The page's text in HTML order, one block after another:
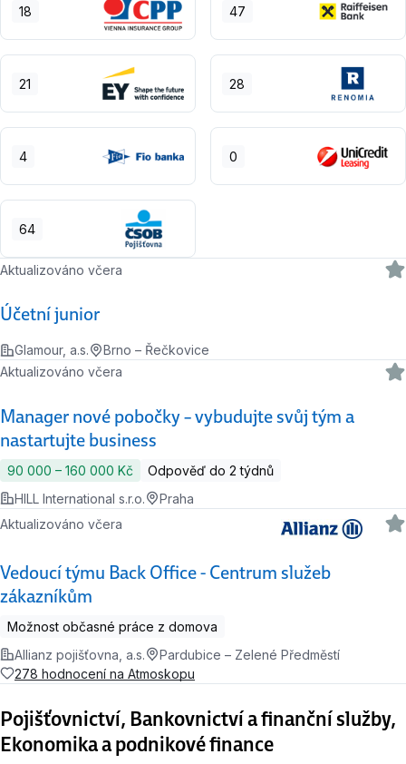
18 47
21 28
4 0
64
Účetní junior
Aktualizováno včera
Glamour, a.s. Brno – Řečkovice
Manager nové pobočky – vybudujte svůj tým a
nastartujte business
Aktualizováno včera
90 000 ‍–‍ 160 000 Kč
Odpověď do 2 týdnů
HILL International s.r.o.
Praha
Vedoucí týmu Back Office - Centrum služeb
zákazníkům
Aktualizováno včera
Možnost občasné práce z domova
Allianz pojišťovna, a.s.
Pardubice – Zelené Předměstí
278 hodnocení na Atmoskopu
Pojišťovnictví, Bankovnictví a finanční služby,
Ekonomika a podnikové finance